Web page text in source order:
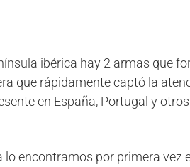
ibérica hay 2 armas que
que rápidamente captó la
en España, Portugal y
lo encontramos por primera vez